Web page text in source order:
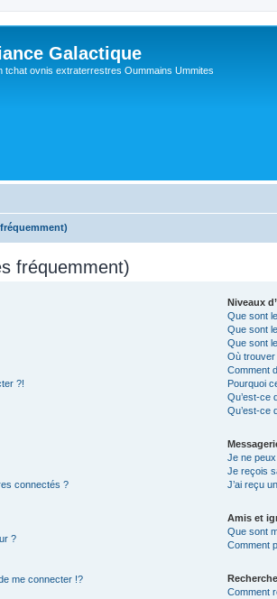
Galactique
tchat ovnis extraterrestres Oummains Ummites
fréquemment)
?!
connectés ?
?
me connecter !?
Niveaux
Que sont
Que sont
Que sont
Où trouver
Comment
Pourquoi
Qu’est-ce
Qu’est-ce
Je ne
Je reçois
J’ai reçu
Amis et
Que sont
Comment
Comment